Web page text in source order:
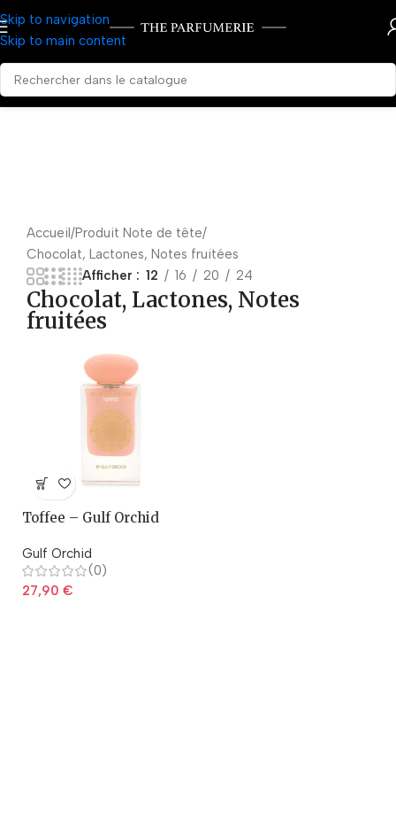
Skip to navigation
Skip to main content
Accueil Produit Note de tête
Chocolat, Lactones, Notes fruitées
Afficher
12 16 20 24
Chocolat, Lactones, Notes
fruitées
Toffee – Gulf Orchid
Gulf Orchid
(0)
27,90 €